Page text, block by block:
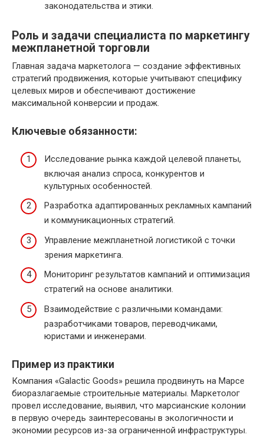
законодательства и этики.
Роль и задачи специалиста по маркетингу
межпланетной торговли
Главная задача маркетолога — создание эффективных
стратегий продвижения, которые учитывают специфику
целевых миров и обеспечивают достижение
максимальной конверсии и продаж.
Ключевые обязанности:
Исследование рынка каждой целевой планеты,
включая анализ спроса, конкурентов и
культурных особенностей.
Разработка адаптированных рекламных кампаний
и коммуникационных стратегий.
Управление межпланетной логистикой с точки
зрения маркетинга.
Мониторинг результатов кампаний и оптимизация
стратегий на основе аналитики.
Взаимодействие с различными командами:
разработчиками товаров, переводчиками,
юристами и инженерами.
Пример из практики
Компания «Galactic Goods» решила продвинуть на Марсе
биоразлагаемые строительные материалы. Маркетолог
провел исследование, выявил, что марсианские колонии
в первую очередь заинтересованы в экологичности и
экономии ресурсов из-за ограниченной инфраструктуры.